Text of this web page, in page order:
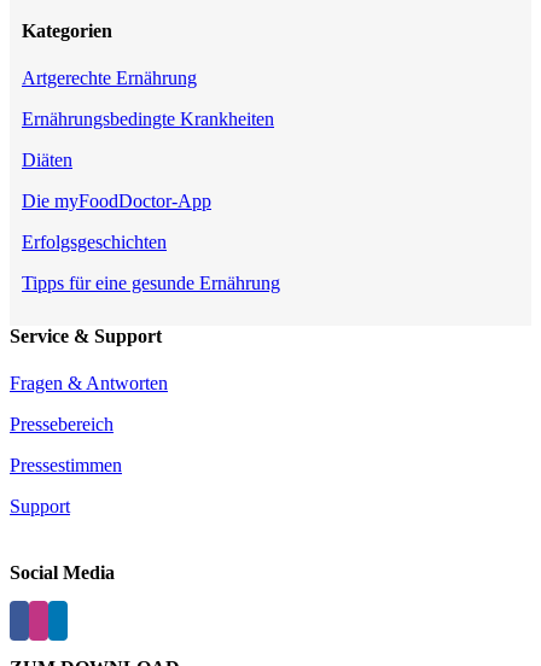
Kategorien
Artgerechte Ernährung
Ernährungsbedingte Krankheiten
Diäten
Die myFoodDoctor-App
Erfolgsgeschichten
Tipps für eine gesunde Ernährung
Service & Support
Fragen & Antworten
Pressebereich
Pressestimmen
Support
Social Media